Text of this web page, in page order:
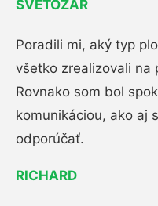
SVETOZÁR
Poradili mi, aký typ
všetko zrealizovali na
Rovnako som bol
komunikáciou, ako aj
odporúčať.
RICHARD